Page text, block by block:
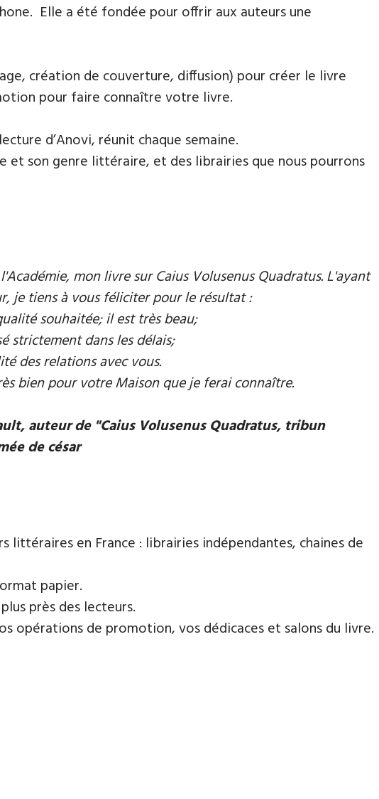
Elle a été fondée pour offrir aux auteurs une
création de couverture, diffusion) pour créer le livre
pour faire connaître votre livre.
d’Anovi, réunit chaque semaine.
et son genre littéraire, et des librairies que nous pourrons
mon livre sur Caius Volusenus Quadratus. L'ayant
je tiens à vous féliciter pour le résultat :
souhaitée; il est très beau;
strictement dans les délais;
des relations avec vous.
bien pour votre Maison que je ferai connaître.
auteur de "Caius Volusenus Quadratus, tribun
de césar
en France : librairies indépendantes, chaines de
papier.
près des lecteurs.
opérations de promotion, vos dédicaces et salons du livre.